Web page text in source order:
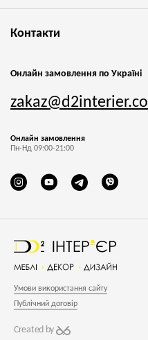
Умови використання сайту
Публічний договір
Created by
Контакти
Онлайн замовлення по Україні
Онлайн замовлення
Пн-Нд 09:00-21:00